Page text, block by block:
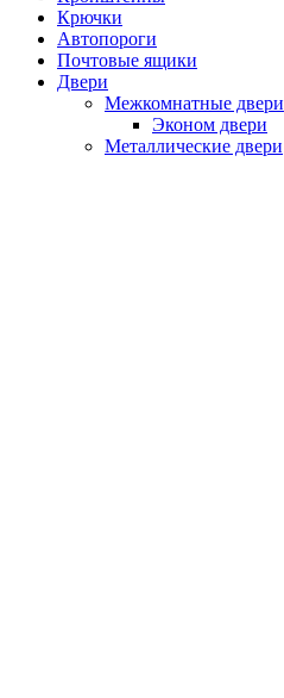
Крючки
Автопороги
Почтовые ящики
Двери
Межкомнатные двери
Эконом двери
Металлические двери